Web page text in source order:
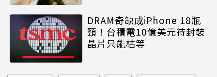
DRAM奇缺成iPhone 18瓶
頸！台積電10億美元待封裝
晶片只能枯等